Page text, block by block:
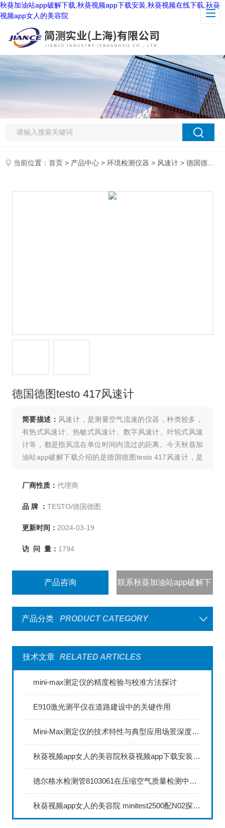
秋葵加油站app破解下载,秋葵视频app下载安装,秋葵视频在线下载,秋葵
视频app女人的美容院
当前位置：首页 > 产品中心 >环境检测仪器 > 风速计 > 德国德图testo 417风速计
德国德图testo 417风速计
简要描述： 风速计，是测量空气流速的仪器，种类较多，
有热式风速计、热敏式风速计、数字风速计、叶轮式风速
计等，都是指风流在单位时间内流过的距离。今天秋葵加
油站app破解下载介绍的是德国德图testo 417风速计，是
测量。显示屏上可显示风速、温度、体积流量及气流方
可显示最大/最小值。
厂商性质： 代理商
品 牌 ： TESTO/德国德图
更新时间： 2024-03-19
访 问 量： 1794
产品咨询 联系秋葵加油站app破解下
载
产品分类
PRODUCT CATEGORY
技术文章 RELATED ARTICLES
mini-max测定仪的精度检验与校准方法探讨
E910激光测平仪在道路建设中的关键作用
Mini-Max测定仪的技术特性与典型应用场景深度解读
秋葵视频app女人的美容院秋葵视频app下载安装735FN1.5正确的校准步骤
德尔格水检测管8103061在压缩空气质量检测中的应用
秋葵视频app女人的美容院 minitest2500配N02探头如何两点校准？